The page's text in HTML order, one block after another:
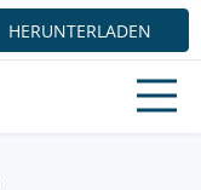
HERUNTERLADEN